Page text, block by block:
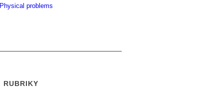
Physical problems
RUBRIKY